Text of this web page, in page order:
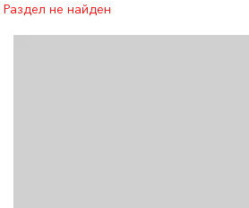
Раздел не найден